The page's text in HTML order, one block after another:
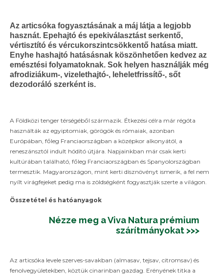
Az articsóka fogyasztásának a máj látja a legjobb
hasznát. Epehajtó és epekiválasztást serkentő,
vértisztító és vércukorszintcsökkentő hatása miatt.
Enyhe hashajtó hatásásnak köszönhetően kedvez az
emésztési folyamatoknak. Sok helyen használják még
afrodiziákum-, vizelethajtó-, leheletfrissítő-, sőt
dezodoráló szerként is.
A Földközi tenger térségéből származik. Étkezési célra már régóta
használták az egyiptomiak, görögök és rómaiak, azonban
Európában, főleg Franciaországban a középkor alkonyától, a
reneszánsztól indult hódító útjára. Napjainkban már csak kerti
kultúrában található, főleg Franciaországban és Spanyolországban
termesztik. Magyarországon, mint kerti dísznövényt ismerik, a fel nem
nyílt virágfejeket pedig ma is zöldségként fogyasztják szerte a világon.
Összetétel és hatóanyagok
Nézze meg a Viva Natura prémium
szárítmányokat >>>
Az articsóka levele szerves-savakban (almasav, tejsav, citromsav) és
fenolvegyületekben, köztük cinarinban gazdag. Erényének titka a